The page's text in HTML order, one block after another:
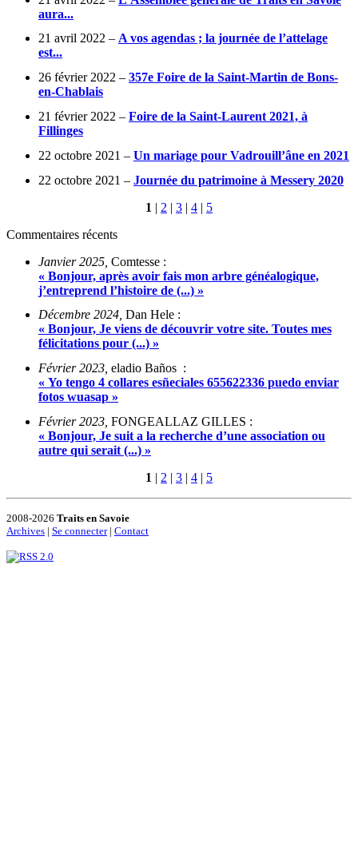
aura...
21 avril 2022 – A vos agendas ; la journée de l’attelage
est...
26 février 2022 – 357e Foire de la Saint-Martin de Bons-
en-Chablais
21 février 2022 – Foire de la Saint-Laurent 2021, à
Fillinges
22 octobre 2021 – Un mariage pour Vadrouill’âne en 2021
22 octobre 2021 – Journée du patrimoine à Messery 2020
1 | 2 | 3 | 4 | 5
Commentaires récents
Janvier 2025, Comtesse :
« Bonjour, après avoir fais mon arbre généalogique,
j’entreprend l’histoire de (...) »
Décembre 2024, Dan Hele :
« Bonjour, Je viens de découvrir votre site. Toutes mes
félicitations pour (...) »
Février 2023, eladio Baños :
« Yo tengo 4 collares esñeciales 655622336 puedo enviar
fotos wuasap »
Février 2023, FONGEALLAZ GILLES :
« Bonjour, Je suit a la recherche d’une association ou
autre qui serait (...) »
1 | 2 | 3 | 4 | 5
2008-2026 Traits en Savoie
Archives | Se connecter| Contact